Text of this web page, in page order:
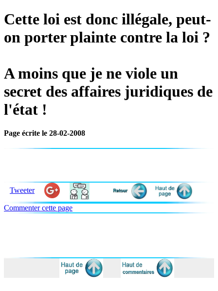
Cette loi est donc illégale, peut-
on porter plainte contre la loi ?
A moins que je ne viole un
secret des affaires juridiques de
l'état !
Page écrite le 28-02-2008
Tweeter
Commenter cette page